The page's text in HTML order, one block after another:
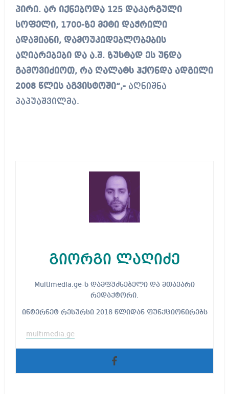
პირი. არ იქნებოდა 125 დაკარგული
სოფელი, 1700-ზე მეტი დაჭრილი
ადამიანი, დამოუკიდებლობების
აღიარებები და ა.შ. ზუსტად ეს უნდა
გამოვიძიოთ, რა ღალატს ჰქონდა ადგილი
2008 წლის აგვისტოში“,-აღნიშნა
პაპუაშვილმა.
გიორგი ლაღიძე
Multimedia.ge-ს დამფუძნებელი და მთავარი
რედაქტორი.
ინტერნეტ რესურსი 2018 წლიდან ფუნქციონირებს
multimedia.ge